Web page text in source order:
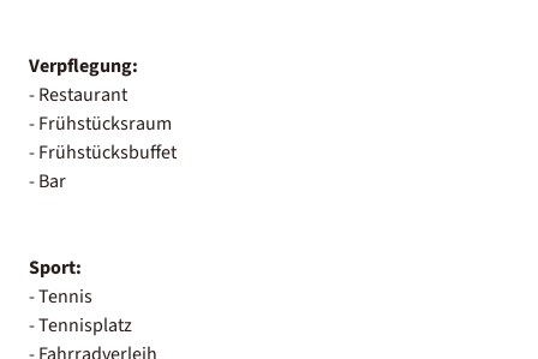
Verpflegung:
- Restaurant
- Frühstücksraum
- Frühstücksbuffet
- Bar
Sport:
- Tennis
- Tennisplatz